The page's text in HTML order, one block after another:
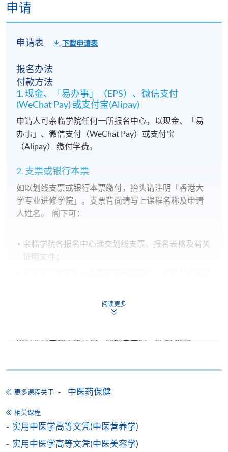
申请
申请表 下载申请表
报名办法
付款方法
1. 现金、「易办事」（EPS）、微信支付
(WeChat Pay) 或支付宝(Alipay)
申请人可亲临学院任何一所报名中心，以现金、「易
办事」、微信支付（WeChat Pay）或支付宝
（Alipay） 缴付学费。
2. 支票或银行本票
如以划线支票或银行本票缴付，抬头请注明「香港大
学专业进修学院」。支票背面请写上课程名称及申请
人姓名。 阁下可：
亲临学院各报名中心递交划线支票、报名表格及有关
证明文件；
申请人可亲临学院任何一所报名中心，以 VISA 或
享有十个月免息分期付款优惠，惟课程申请人必须为
4. 网上缴费服务
大部份公开招生的课程（以先到先得形式报名）及个
阅读更多
更多课程关于 中医药保健
相关课程
实用中医学高等文凭(中医营养学)
实用中医学高等文凭(中医美容学)